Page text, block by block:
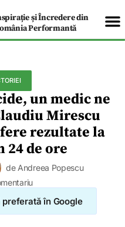
și Încredere din
Performantă
un medic ne
Mirescu
rezultate la
24 de ore
de Andreea Popescu
în Google